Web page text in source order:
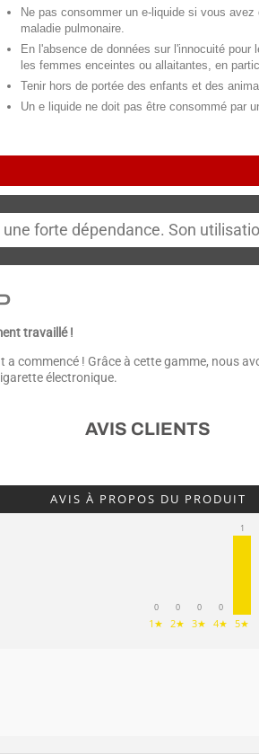
Ne pas consommer un e-liquide si vous
maladie pulmonaire.
En l'absence de données sur l'innocuité
les femmes enceintes ou allaitantes, en
Tenir hors de portée des enfants et des
Un e liquide ne doit pas être consommé par
forte dépendance. Son
travaillé !
a commencé ! Grâce à cette gamme, nous
électronique.
AVIS CLIENTS
AVIS À PROPOS DU PRODUIT
0
1★
0
2★
0
3★
0
4★
1
5★